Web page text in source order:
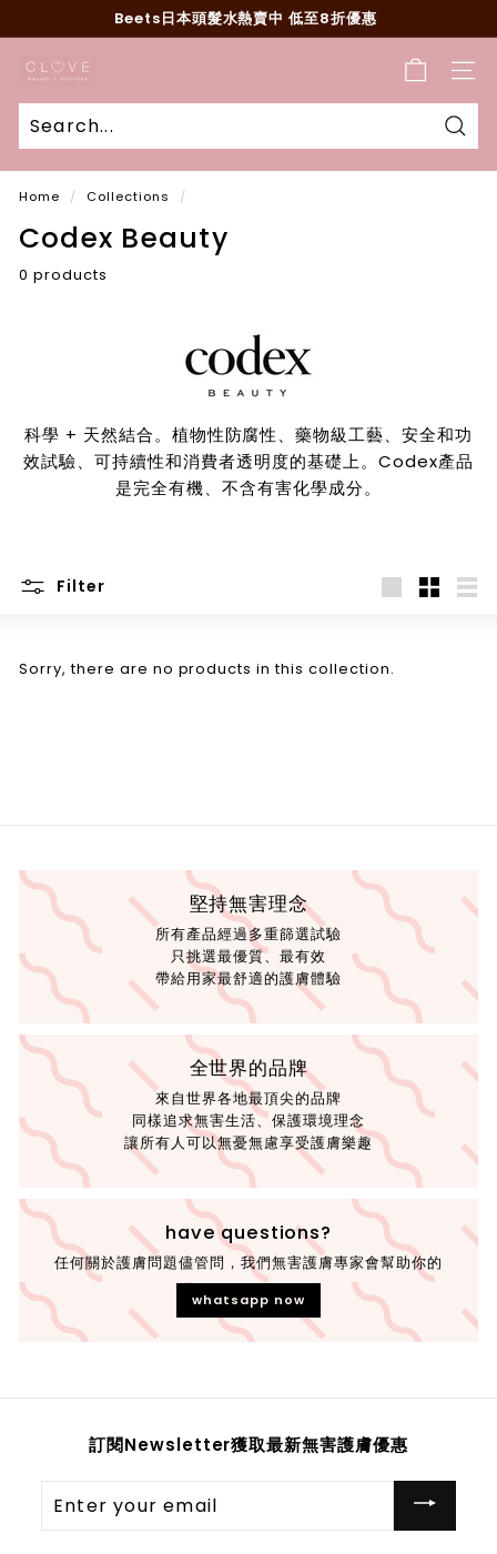
to
Pause
Beets日本頭髮水熱賣中 低至8折優惠
C
l
o
v
e
B
e
a
Home / Collections /
Codex Beauty
0 products
科學 + 天然結合。植物性防腐性、藥物級工藝、安全和功
效試驗、可持續性和消費者透明度的基礎上。Codex產品
是完全有機、不含有害化學成分。
Filter
Sorry, there are no products in this collection.
堅持無害理念
所有產品經過多重篩選試驗
只挑選最優質、最有效
帶給用家最舒適的護膚體驗
全世界的品牌
來自世界各地最頂尖的品牌
同樣追求無害生活、保護環境理念
讓所有人可以無憂無慮享受護膚樂趣
have questions?
任何關於護膚問題儘管問，我們無害護膚專家會幫助你的
whatsapp now
訂閱Newsletter獲取最新無害護膚優惠
your